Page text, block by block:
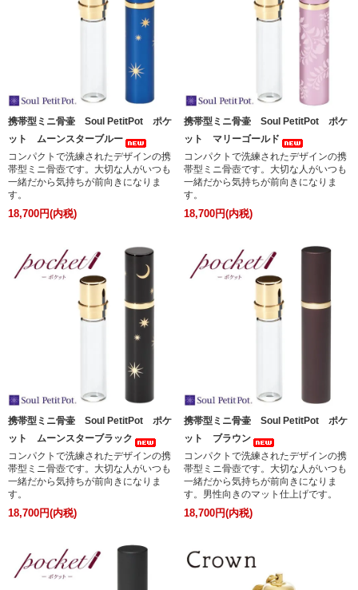
携帯型ミニ骨壷 Soul PetitPot ポケ
ット ムーンスターブルー
コンパクトで洗練されたデザインの携
帯型ミニ骨壺です。大切な人がいつも
一緒だから気持ちが前向きになりま
す。
18,700円(内税)
携帯型ミニ骨壷 Soul PetitPot ポケ
ット マリーゴールド
コンパクトで洗練されたデザインの携
帯型ミニ骨壺です。大切な人がいつも
一緒だから気持ちが前向きになりま
す。
18,700円(内税)
携帯型ミニ骨壷 Soul PetitPot ポケ
ット ムーンスターブラック
コンパクトで洗練されたデザインの携
帯型ミニ骨壺です。大切な人がいつも
一緒だから気持ちが前向きになりま
す。
18,700円(内税)
携帯型ミニ骨壷 Soul PetitPot ポケ
ット ブラウン
コンパクトで洗練されたデザインの携
帯型ミニ骨壺です。大切な人がいつも
一緒だから気持ちが前向きになりま
す。男性向きのマット仕上げです。
18,700円(内税)